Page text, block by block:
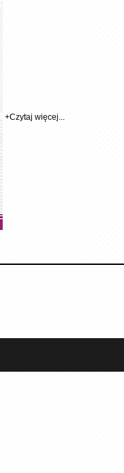
+Czytaj więcej...